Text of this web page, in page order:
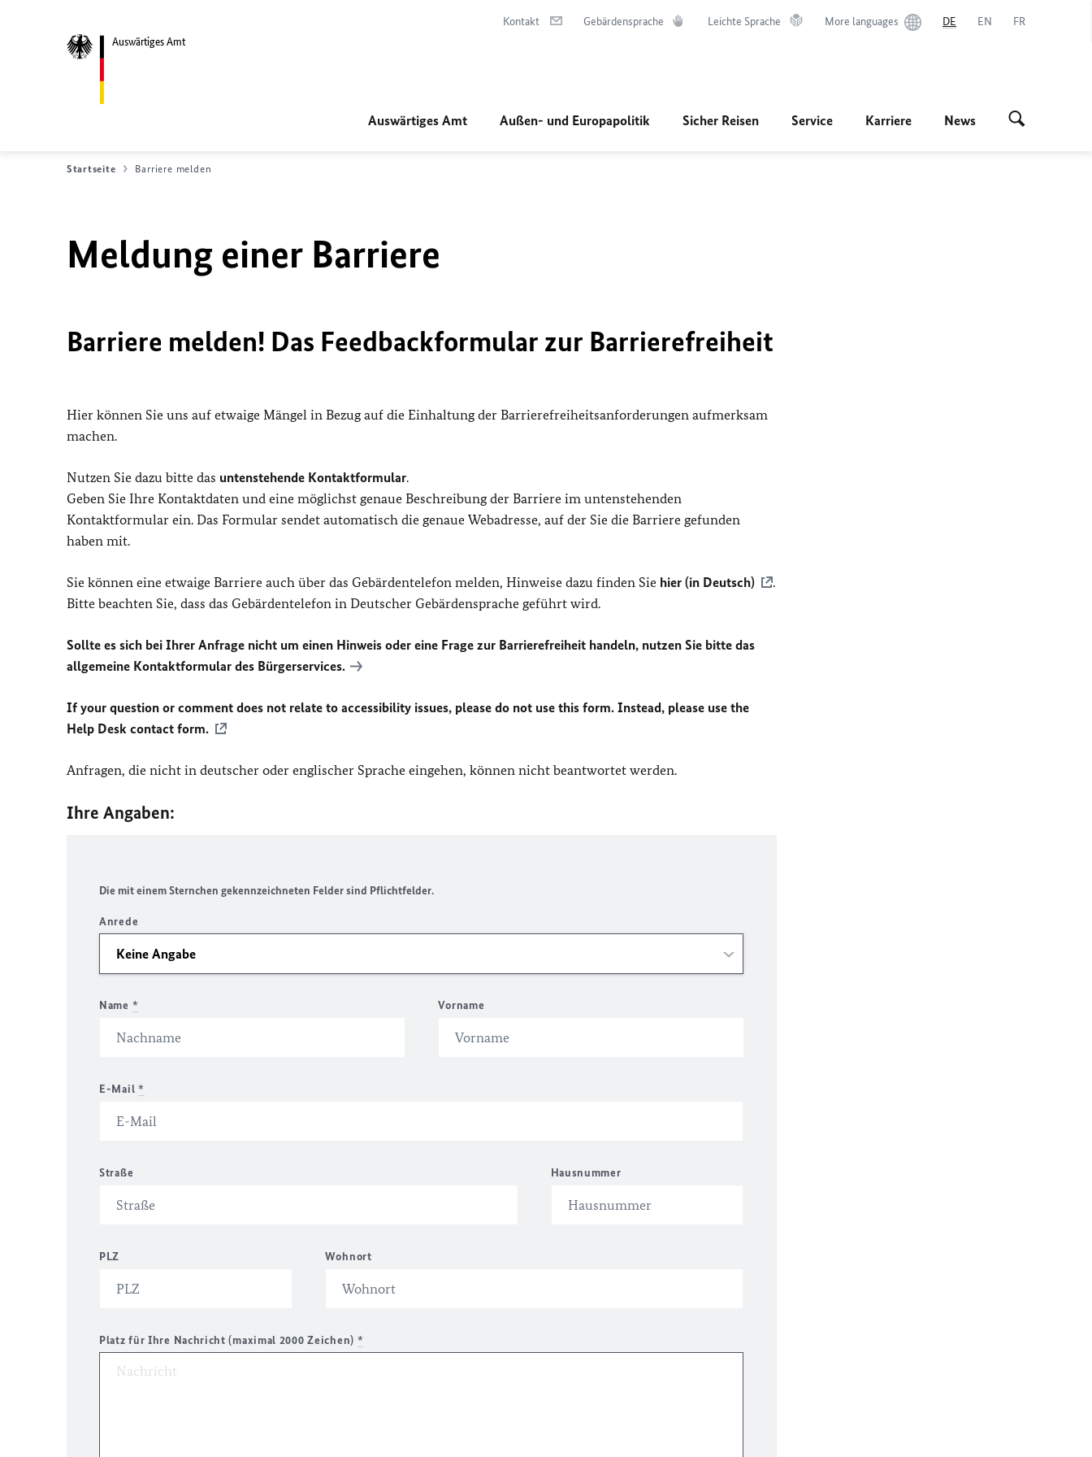
Auswärtiges Amt
Kontakt Gebärdensprache Leichte Sprache More languages DE EN FR
Auswärtiges Amt Außen- und Europapolitik Sicher Reisen Service Karriere News
Startseite Barriere melden
Meldung einer Barriere
Barriere melden! Das Feedbackformular zur Barrierefreiheit
Hier können Sie uns auf etwaige Mängel in Bezug auf die Einhaltung der Barrierefreiheitsanforderungen aufmerksam
machen.
Nutzen Sie dazu bitte das untenstehende Kontaktformular.
Geben Sie Ihre Kontaktdaten und eine möglichst genaue Beschreibung der Barriere im untenstehenden
Kontaktformular ein. Das Formular sendet automatisch die genaue Webadresse, auf der Sie die Barriere gefunden
haben mit.
Sie können eine etwaige Barriere auch über das Gebärdentelefon melden, Hinweise dazu finden Sie hier (in Deutsch)
.
Bitte beachten Sie, dass das Gebärdentelefon in Deutscher Gebärdensprache geführt wird.
Sollte es sich bei Ihrer Anfrage nicht um einen Hinweis oder eine Frage zur Barrierefreiheit handeln, nutzen Sie bitte das
allgemeine Kontaktformular des Bürgerservices.
If your question or comment does not relate to accessibility issues, please do not use this form. Instead, please use the
Help Desk contact form.
Anfragen, die nicht in deutscher oder englischer Sprache eingehen, können nicht beantwortet werden.
Ihre Angaben:
Die mit einem Sternchen gekennzeichneten Felder sind Pflichtfelder.
Anrede
Name * Vorname
E-Mail *
Straße Hausnummer
PLZ Wohnort
Platz für Ihre Nachricht (maximal 2000 Zeichen) *